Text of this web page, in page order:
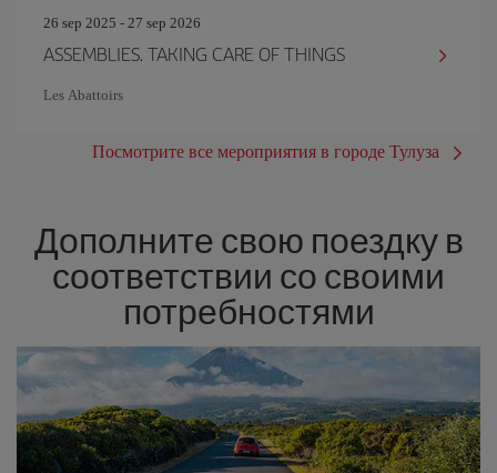
26 sep 2025 - 27 sep 2026
ASSEMBLIES. TAKING CARE OF THINGS
Les Abattoirs
Посмотрите все мероприятия в городе Тулуза
Дополните свою поездку в
соответствии со своими
потребностями